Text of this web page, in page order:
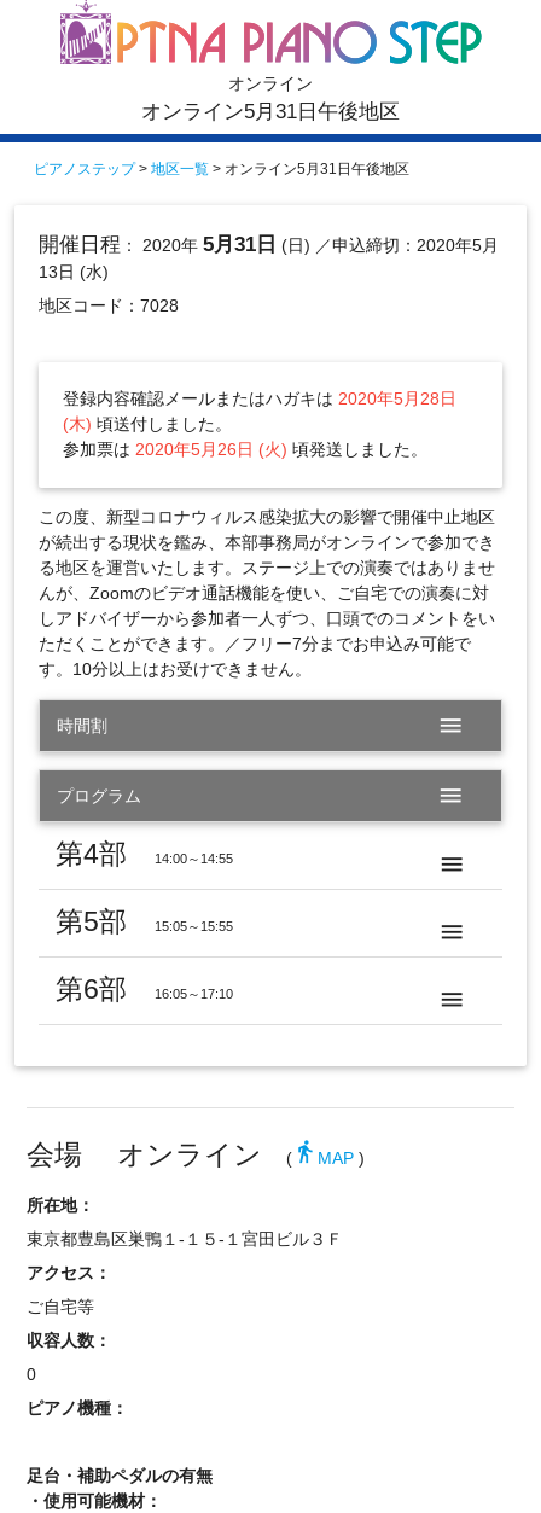
オンライン
オンライン5月31日午後地区
ピアノステップ> 地区一覧 > オンライン5月31日午後地区
開催日程 ： 2020年 5月31日 (日) ／申込締切：2020年5月
13日 (水)
地区コード：7028
登録内容確認メールまたはハガキは 2020年5月28日
(木) 頃送付しました。
参加票は 2020年5月26日 (火) 頃発送しました。
この度、新型コロナウィルス感染拡大の影響で開催中止地区
が続出する現状を鑑み、本部事務局がオンラインで参加でき
る地区を運営いたします。ステージ上での演奏ではありませ
んが、Zoomのビデオ通話機能を使い、ご自宅での演奏に対
しアドバイザーから参加者一人ずつ、口頭でのコメントをい
ただくことができます。／フリー7分までお申込み可能で
す。10分以上はお受けできません。
時間割 menu
プログラム menu
第4部 14:00～14:55 menu
第5部 15:05～15:55 menu
第6部 16:05～17:10 menu
会場 オンライン ( directions_walk MAP )
所在地：
東京都豊島区巣鴨１-１５-１宮田ビル３Ｆ
アクセス：
ご自宅等
収容人数：
0
ピアノ機種：
足台・補助ペダルの有無
・使用可能機材：